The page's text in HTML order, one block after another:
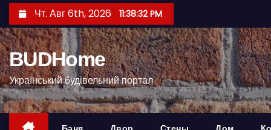
е
р
е
й
т
и
Чт. Авг 6th, 2026 11:38:33 PM
BUDHome
Український будівельний портал